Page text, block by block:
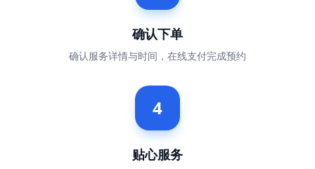
确认下单
确认服务详情与时间，在线支付完成预约
4
贴心服务